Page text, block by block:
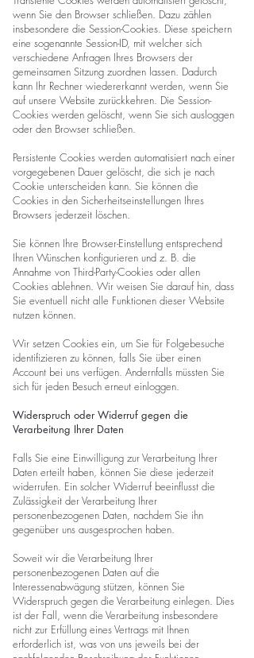
wenn Sie den Browser schließen. Dazu zählen
insbesondere die Session-Cookies. Diese speichern
eine sogenannte Session-ID, mit welcher sich
verschiedene Anfragen Ihres Browsers der
gemeinsamen Sitzung zuordnen lassen. Dadurch
kann Ihr Rechner wiedererkannt werden, wenn Sie
auf unsere Website zurückkehren. Die Session-
Cookies werden gelöscht, wenn Sie sich ausloggen
oder den Browser schließen.
Persistente Cookies werden automatisiert nach einer
vorgegebenen Dauer gelöscht, die sich je nach
Cookie unterscheiden kann. Sie können die
Cookies in den Sicherheitseinstellungen Ihres
Browsers jederzeit löschen.
Sie können Ihre Browser-Einstellung entsprechend
Ihren Wünschen konfigurieren und z. B. die
Annahme von Third-Party-Cookies oder allen
Cookies ablehnen. Wir weisen Sie darauf hin, dass
Sie eventuell nicht alle Funktionen dieser Website
nutzen können.
Wir setzen Cookies ein, um Sie für Folgebesuche
identifizieren zu können, falls Sie über einen
Account bei uns verfügen. Andernfalls müssten Sie
sich für jeden Besuch erneut einloggen.
Widerspruch oder Widerruf gegen die
Verarbeitung Ihrer Daten
Falls Sie eine Einwilligung zur Verarbeitung Ihrer
Daten erteilt haben, können Sie diese jederzeit
widerrufen. Ein solcher Widerruf beeinflusst die
Zulässigkeit der Verarbeitung Ihrer
personenbezogenen Daten, nachdem Sie ihn
gegenüber uns ausgesprochen haben.
Soweit wir die Verarbeitung Ihrer
personenbezogenen Daten auf die
Interessenabwägung stützen, können Sie
Widerspruch gegen die Verarbeitung einlegen. Dies
ist der Fall, wenn die Verarbeitung insbesondere
nicht zur Erfüllung eines Vertrags mit Ihnen
erforderlich ist, was von uns jeweils bei der